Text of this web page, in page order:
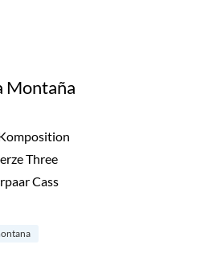
Montaña
Three
Cass
La Montaña“